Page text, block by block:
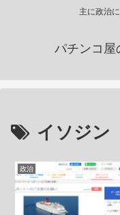
主に政治
パチンコ屋
イソジン
政治